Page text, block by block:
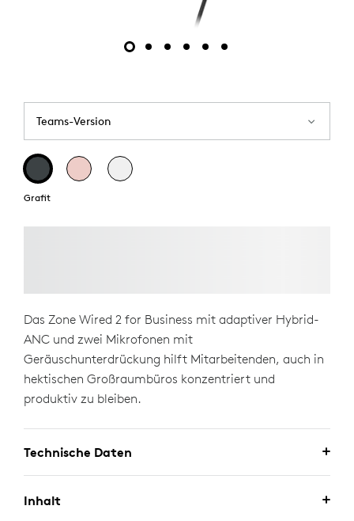
Teams-Version
Grafit
Das Zone Wired 2 for Business mit adaptiver Hybrid-
ANC und zwei Mikrofonen mit
Geräuschunterdrückung hilft Mitarbeitenden, auch in
hektischen Großraumbüros konzentriert und
produktiv zu bleiben.
Technische Daten
Inhalt